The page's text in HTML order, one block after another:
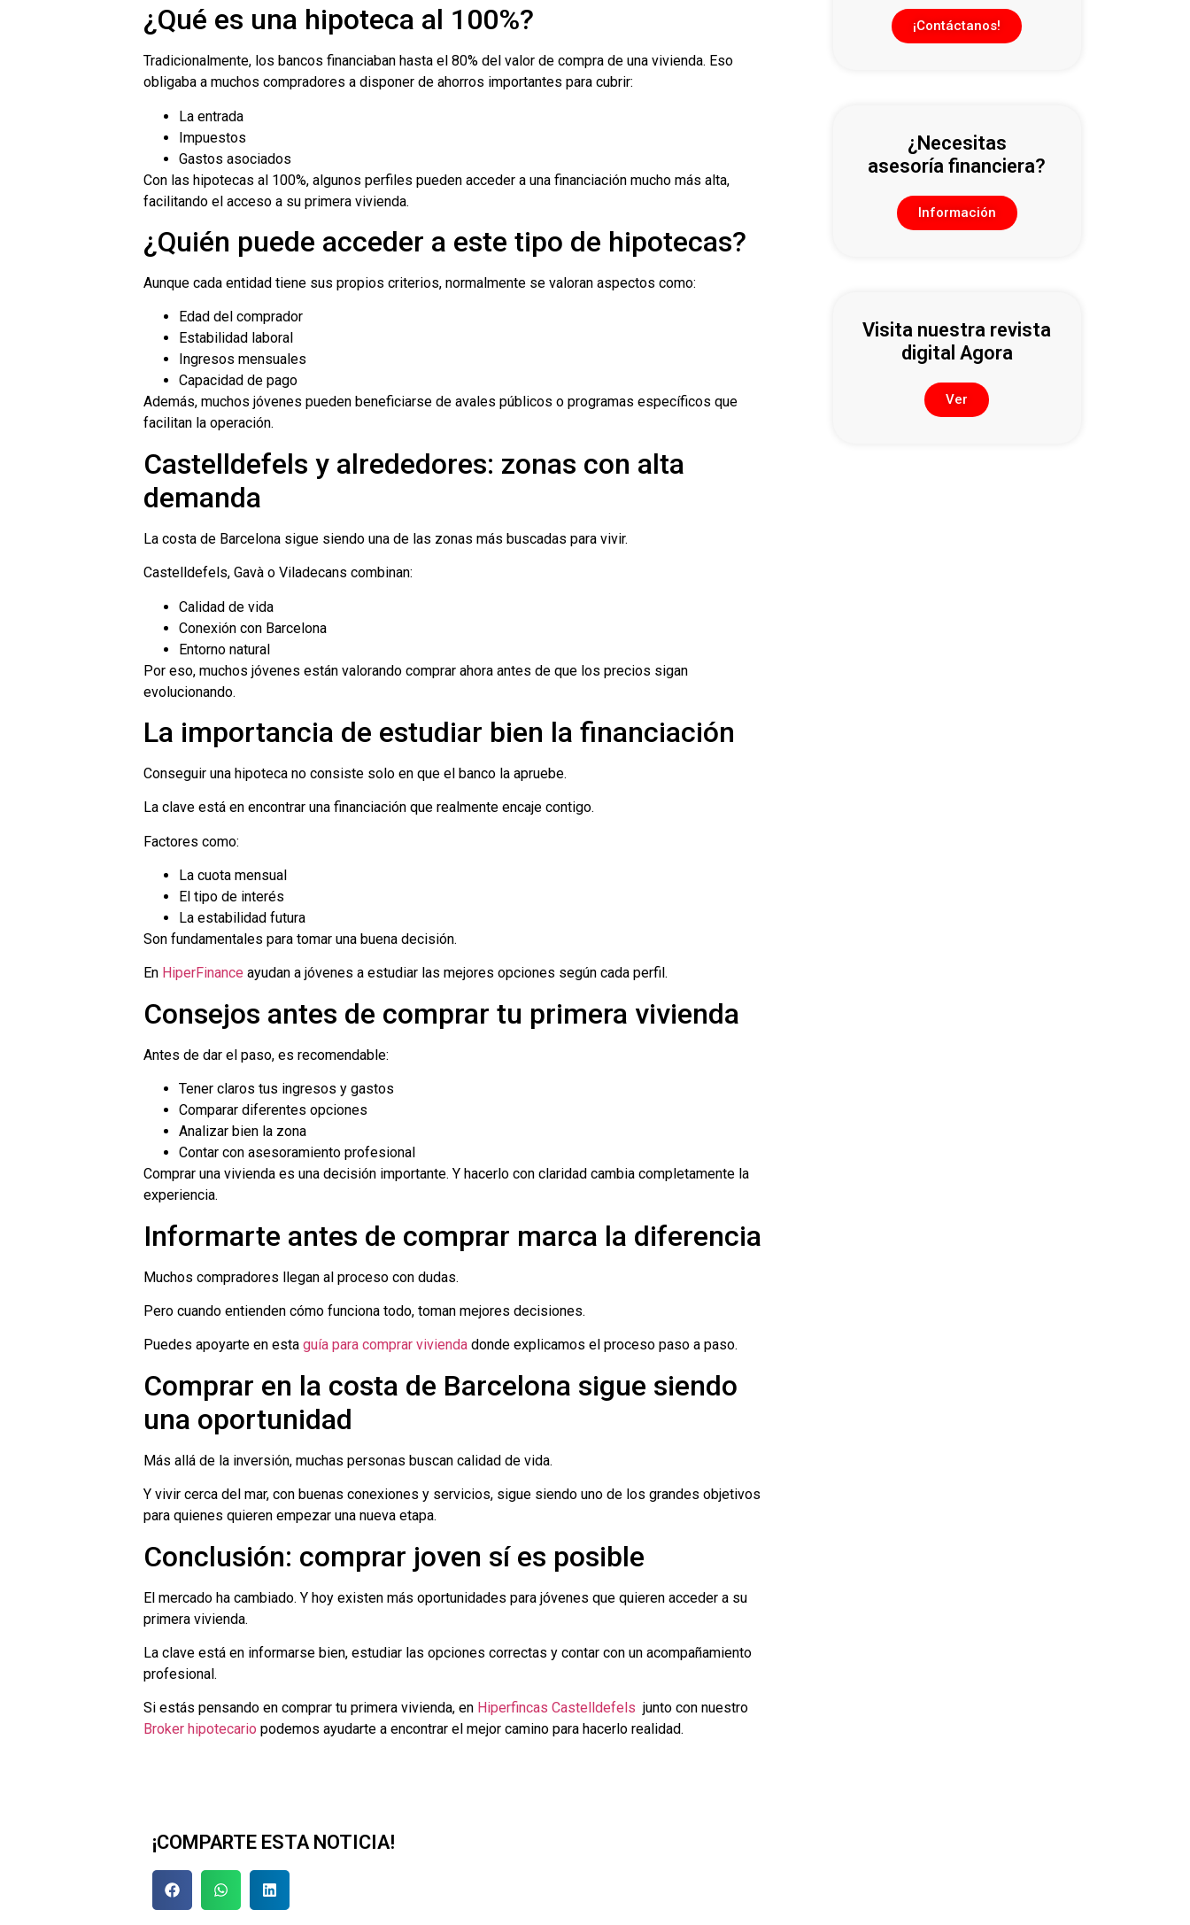
¿Qué es una hipoteca al 100%?
Tradicionalmente, los bancos financiaban hasta el 80% del valor de compra de una vivienda. Eso
obligaba a muchos compradores a disponer de ahorros importantes para cubrir:
La entrada
Impuestos
Gastos asociados
Con las hipotecas al 100%, algunos perfiles pueden acceder a una financiación mucho más alta,
facilitando el acceso a su primera vivienda.
¿Quién puede acceder a este tipo de hipotecas?
Aunque cada entidad tiene sus propios criterios, normalmente se valoran aspectos como:
Edad del comprador
Estabilidad laboral
Ingresos mensuales
Capacidad de pago
Además, muchos jóvenes pueden beneficiarse de avales públicos o programas específicos que
facilitan la operación.
Castelldefels y alrededores: zonas con alta
demanda
La costa de Barcelona sigue siendo una de las zonas más buscadas para vivir.
Castelldefels, Gavà o Viladecans combinan:
Calidad de vida
Conexión con Barcelona
Entorno natural
Por eso, muchos jóvenes están valorando comprar ahora antes de que los precios sigan
evolucionando.
La importancia de estudiar bien la financiación
Conseguir una hipoteca no consiste solo en que el banco la apruebe.
La clave está en encontrar una financiación que realmente encaje contigo.
Factores como:
La cuota mensual
El tipo de interés
La estabilidad futura
Son fundamentales para tomar una buena decisión.
En HiperFinance ayudan a jóvenes a estudiar las mejores opciones según cada perfil.
Consejos antes de comprar tu primera vivienda
Antes de dar el paso, es recomendable:
Tener claros tus ingresos y gastos
Comparar diferentes opciones
Analizar bien la zona
Contar con asesoramiento profesional
Comprar una vivienda es una decisión importante. Y hacerlo con claridad cambia completamente la
experiencia.
Informarte antes de comprar marca la diferencia
Muchos compradores llegan al proceso con dudas.
Pero cuando entienden cómo funciona todo, toman mejores decisiones.
Puedes apoyarte en esta guía para comprar vivienda donde explicamos el proceso paso a paso.
Comprar en la costa de Barcelona sigue siendo
una oportunidad
Más allá de la inversión, muchas personas buscan calidad de vida.
Y vivir cerca del mar, con buenas conexiones y servicios, sigue siendo uno de los grandes objetivos
para quienes quieren empezar una nueva etapa.
Conclusión: comprar joven sí es posible
El mercado ha cambiado. Y hoy existen más oportunidades para jóvenes que quieren acceder a su
primera vivienda.
La clave está en informarse bien, estudiar las opciones correctas y contar con un acompañamiento
profesional.
Si estás pensando en comprar tu primera vivienda, en Hiperfincas Castelldefels junto con nuestro
Broker hipotecario podemos ayudarte a encontrar el mejor camino para hacerlo realidad.
¡COMPARTE ESTA NOTICIA!
¡Contáctanos!
¿Necesitas
asesoría financiera?
Información
Visita nuestra revista
digital Agora
Ver